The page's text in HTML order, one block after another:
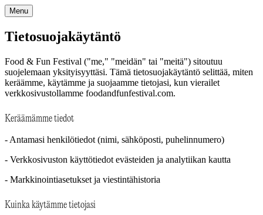
Menu
Tietosuojakäytäntö
Food & Fun Festival ("me," "meidän" tai "meitä") sitoutuu
suojelemaan yksityisyyttäsi. Tämä tietosuojakäytäntö selittää, miten
keräämme, käytämme ja suojaamme tietojasi, kun vierailet
verkkosivustollamme foodandfunfestival.com.
Keräämämme tiedot
- Antamasi henkilötiedot (nimi, sähköposti, puhelinnumero)
- Verkkosivuston käyttötiedot evästeiden ja analytiikan kautta
- Markkinointiasetukset ja viestintähistoria
Kuinka käytämme tietojasi